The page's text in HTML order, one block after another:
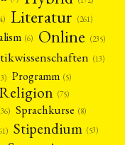
Literatur (261)
(6) Online (235)
(13)
Programm (5)
Religion (75)
Sprachkurse (8)
Stipendium (53)